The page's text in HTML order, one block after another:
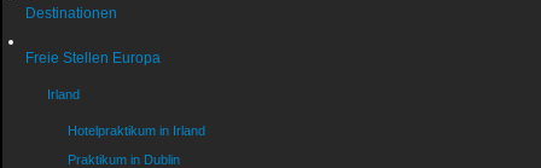
Destinationen
Freie Stellen Europa
Irland
Hotelpraktikum in Irland
Praktikum in Dublin